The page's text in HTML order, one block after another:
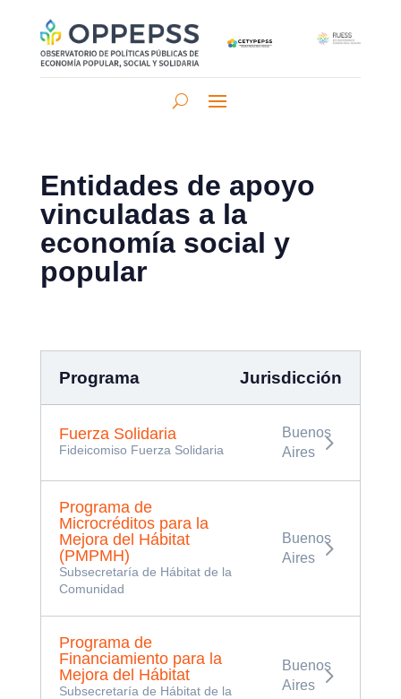
Entidades de apoyo
vinculadas a la
economía social y
popular
Programa Jurisdicción
Fuerza Solidaria
Fideicomiso Fuerza Solidaria
Buenos
Aires
Programa de
Microcréditos para la
Mejora del Hábitat
(PMPMH)
Subsecretaría de Hábitat de la
Comunidad
Buenos
Aires
Programa de
Financiamiento para la
Mejora del Hábitat
Subsecretaría de Hábitat de la
Buenos
Aires